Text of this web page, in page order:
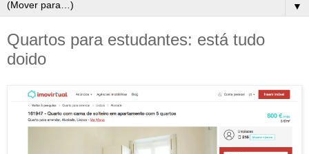
▼
Quartos para estudantes: está tudo
doido